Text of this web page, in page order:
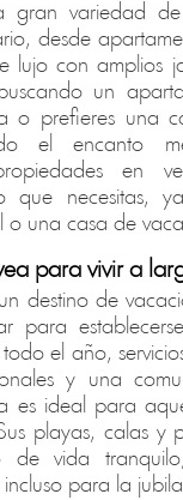
gran variedad
desde
lujo con amplios
un
o prefieres una
el encanto
en
que necesitas,
o una casa de
para vivir a
destino de
para
el año,
y una
es ideal para
playas, calas y
de vida
para la